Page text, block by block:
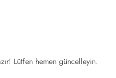
Lütfen hemen güncelleyin.